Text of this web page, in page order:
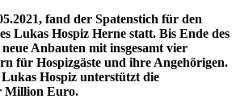
fand der Spatenstich für den
Lukas Hospiz Herne statt. Bis Ende des
Anbauten mit insgesamt vier
für Hospizgäste und ihre Angehörigen.
Hospiz unterstützt die
Million Euro.